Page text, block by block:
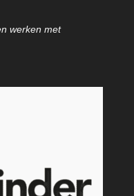
werken met